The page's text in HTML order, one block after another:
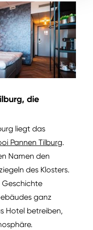
die
liegt das
Pannen Tilburg.
Namen den
des Klosters.
Geschichte
ganz
Hotel betreiben,